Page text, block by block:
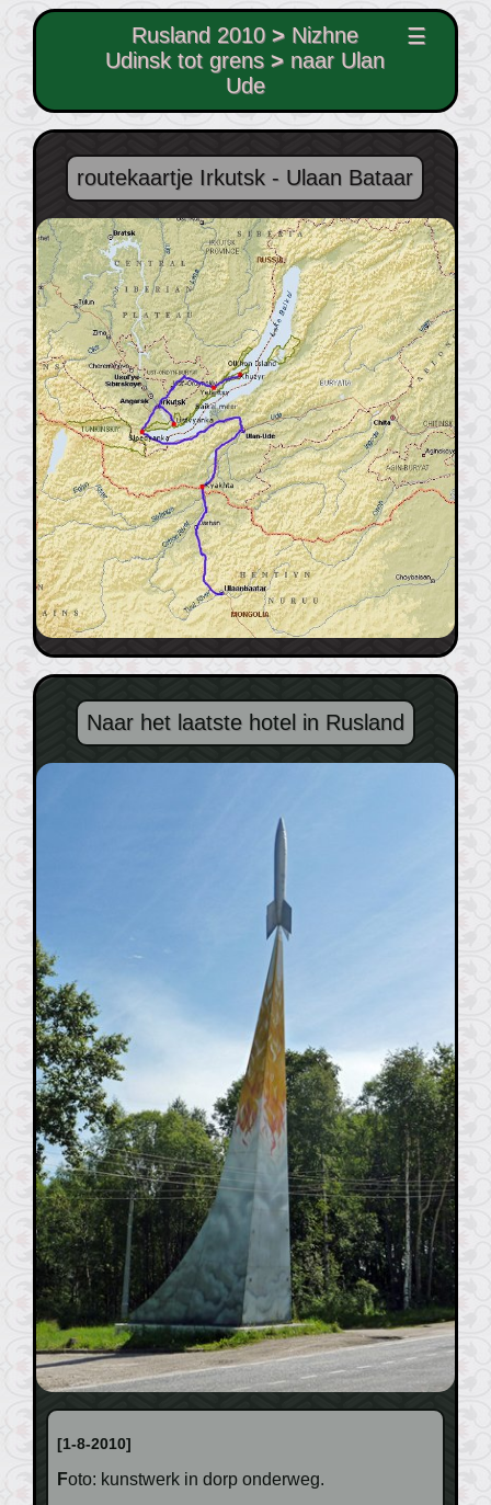
Rusland 2010> Nizhne
Udinsk tot grens > naar Ulan
Ude
☰
routekaartje Irkutsk - Ulaan Bataar
Naar het laatste hotel in Rusland
[1-8-2010]
Foto: kunstwerk in dorp onderweg.